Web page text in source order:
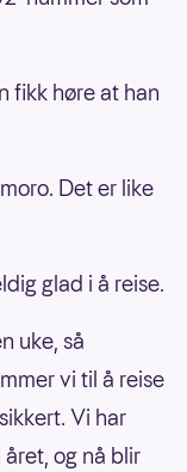
fikk høre at han
Det er like
glad i å reise.
uke, så
vi til å reise
Vi har
og nå blir